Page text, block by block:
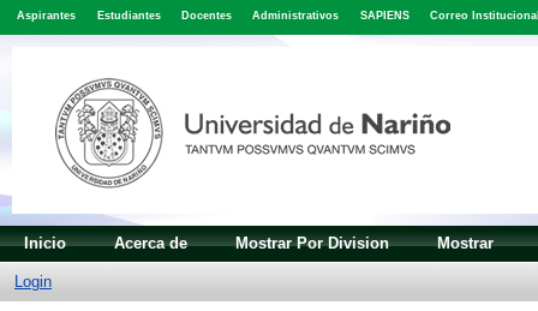
Aspirantes Estudiantes Docentes Administrativos SAPIENS Correo
Inicio Acerca de Mostrar Por Division Mostrar
Login